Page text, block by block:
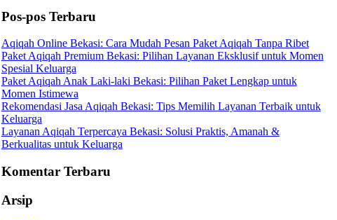
Pos-pos Terbaru
Aqiqah Online Bekasi: Cara Mudah Pesan Paket Aqiqah Tanpa Ribet
Paket Aqiqah Premium Bekasi: Pilihan Layanan Eksklusif untuk Momen
Spesial Keluarga
Paket Aqiqah Anak Laki-laki Bekasi: Pilihan Paket Lengkap untuk
Momen Istimewa
Rekomendasi Jasa Aqiqah Bekasi: Tips Memilih Layanan Terbaik untuk
Keluarga
Layanan Aqiqah Terpercaya Bekasi: Solusi Praktis, Amanah &
Berkualitas untuk Keluarga
Komentar Terbaru
Arsip